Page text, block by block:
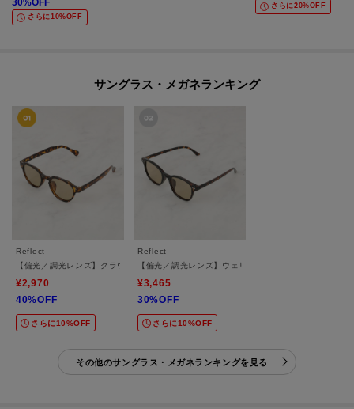
30%OFF
さらに10%OFF
さらに20%OFF
サングラス・メガネランキング
Reflect
【偏光／調光レンズ】クラウンパント型サングラス
¥2,970
40%OFF
さらに10%OFF
Reflect
【偏光／調光レンズ】ウェリントン型サングラス
¥3,465
30%OFF
さらに10%OFF
その他のサングラス・メガネランキングを見る